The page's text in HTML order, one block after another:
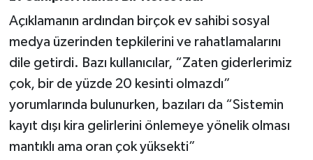
Açıklamanın ardından birçok ev sahibi sosyal
medya üzerinden tepkilerini ve rahatlamalarını
dile getirdi. Bazı kullanıcılar, “Zaten giderlerimiz
çok, bir de yüzde 20 kesinti olmazdı”
yorumlarında bulunurken, bazıları da “Sistemin
kayıt dışı kira gelirlerini önlemeye yönelik olması
mantıklı ama oran çok yüksekti”